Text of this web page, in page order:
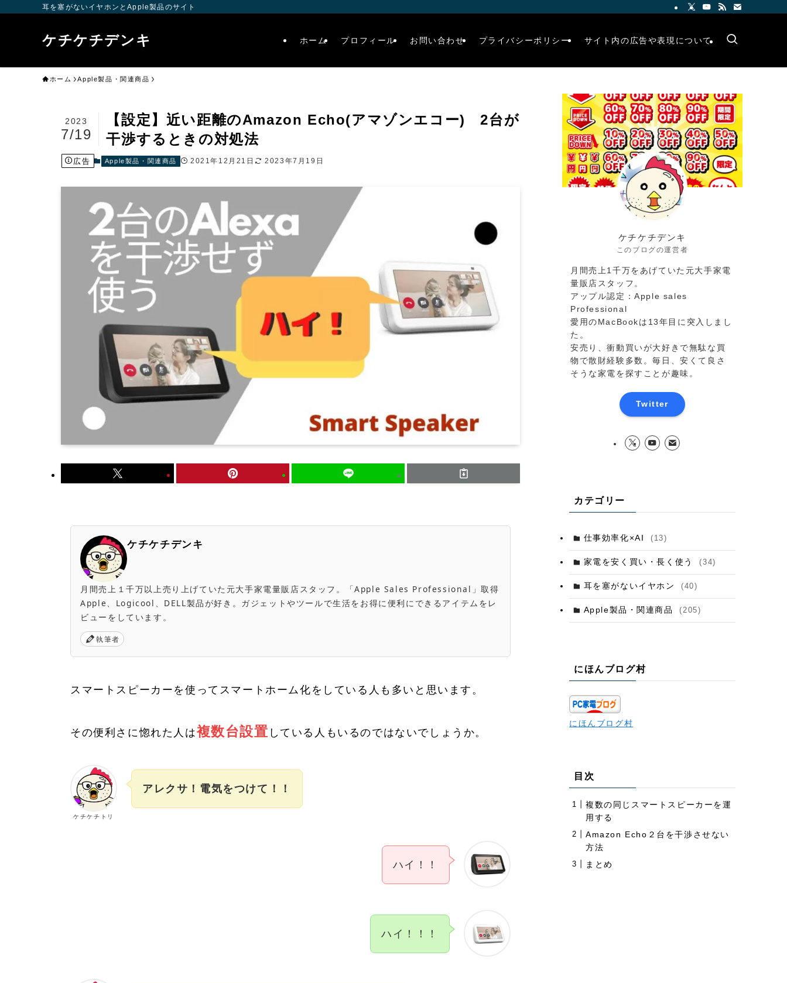
耳を塞がないイヤホンとApple製品のサイト
ケチケチデンキ ホーム プロフィール お問い合わせ プライバシーポリシー サイト内の広告や表現について
ホーム Apple製品・関連商品
【設定】近い距離のAmazon Echo(アマゾンエコー) 2台が
干渉するときの対処法
2023
7/19
広告 Apple製品・関連商品 2021年12月21日 2023年7月19日
ケチケチデンキ
月間売上１千万以上売り上げていた元大手家電量販店スタッフ。「Apple Sales Professional」取得
Apple、Logicool、DELL製品が好き。ガジェットやツールで生活をお得に便利にできるアイテムをレ
ビューをしています。
執筆者
スマートスピーカーを使ってスマートホーム化をしている人も多いと思います。
その便利さに惚れた人は複数台設置 している人もいるのではないでしょうか。
ケチケチトリ
アレクサ！電気をつけて！！
ハイ！！
ハイ！！！
ケチケチデンキ
このブログの運営者
月間売上1千万をあげていた元大手家電
量販店スタッフ。
アップル認定：Apple sales
Professional
愛用のMacBookは13年目に突入しまし
た。
安売り、衝動買いが大好きで無駄な買
物で散財経験多数。毎日、安くて良さ
そうな家電を探すことが趣味。
Twitter
カテゴリー
仕事効率化×AI (13)
家電を安く買い・長く使う (34)
耳を塞がないイヤホン (40)
Apple製品・関連商品 (205)
にほんブログ村
にほんブログ村
目次
複数の同じスマートスピーカーを運
用する
Amazon Echo２台を干渉させない
方法
まとめ